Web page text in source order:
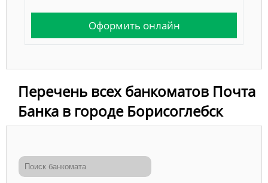
Оформить онлайн
Перечень всех банкоматов Почта
Банка в городе Борисоглебск